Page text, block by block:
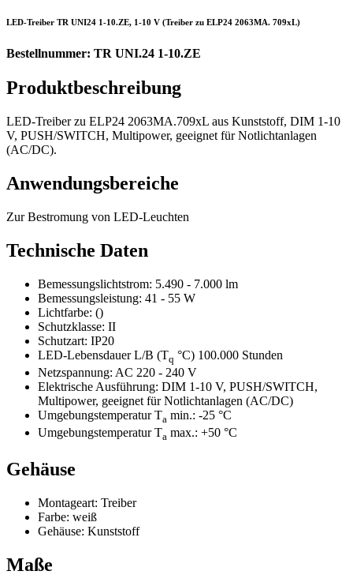
LED-Treiber TR UNI24 1-10.ZE, 1-10 V (Treiber zu ELP24 2063MA. 709xL)
Bestellnummer: TR UNI.24 1-10.ZE
Produktbeschreibung
LED-Treiber zu ELP24 2063MA.709xL aus Kunststoff, DIM 1-10
V, PUSH/SWITCH, Multipower, geeignet für Notlichtanlagen
(AC/DC).
Anwendungsbereiche
Zur Bestromung von LED-Leuchten
Technische Daten
Bemessungslichtstrom: 5.490 - 7.000 lm
Bemessungsleistung: 41 - 55 W
Lichtfarbe: ()
Schutzklasse: II
Schutzart: IP20
LED-Lebensdauer L/B (Tq °C) 100.000 Stunden
Netzspannung: AC 220 - 240 V
Elektrische Ausführung: DIM 1-10 V, PUSH/SWITCH,
Multipower, geeignet für Notlichtanlagen (AC/DC)
Umgebungstemperatur Ta min.: -25 °C
Umgebungstemperatur Ta max.: +50 °C
Gehäuse
Montageart: Treiber
Farbe: weiß
Gehäuse: Kunststoff
Maße